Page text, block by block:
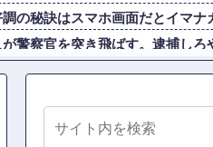
調の秘訣はスマホ画面だとイマナ
が警察官を突き飛ばす。逮捕しろ
雷で選手1人が死亡、12人が負
100メートルJKのお尻をモロ映し